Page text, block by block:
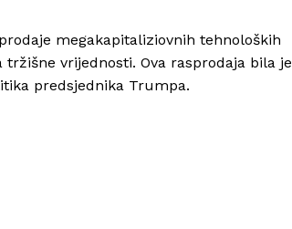
megakapitaliziovnih tehnoloških
vrijednosti. Ova rasprodaja bila je
predsjednika Trumpa.